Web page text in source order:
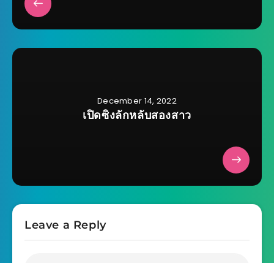
December 14, 2022
เปิดซิงลักหลับสองสาว
Leave a Reply